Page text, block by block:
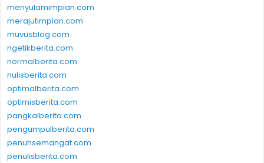
menyulamimpian.com
merajutimpian.com
muvusblog.com
ngetikberita.com
normalberita.com
nulisberita.com
optimalberita.com
optimisberita.com
pangkalberita.com
pengumpulberita.com
penuhsemangat.com
penulisberita.com